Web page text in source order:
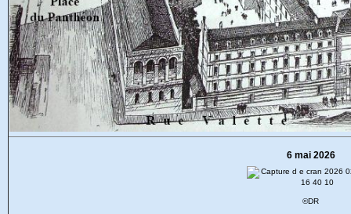
6 mai 2026
©DR